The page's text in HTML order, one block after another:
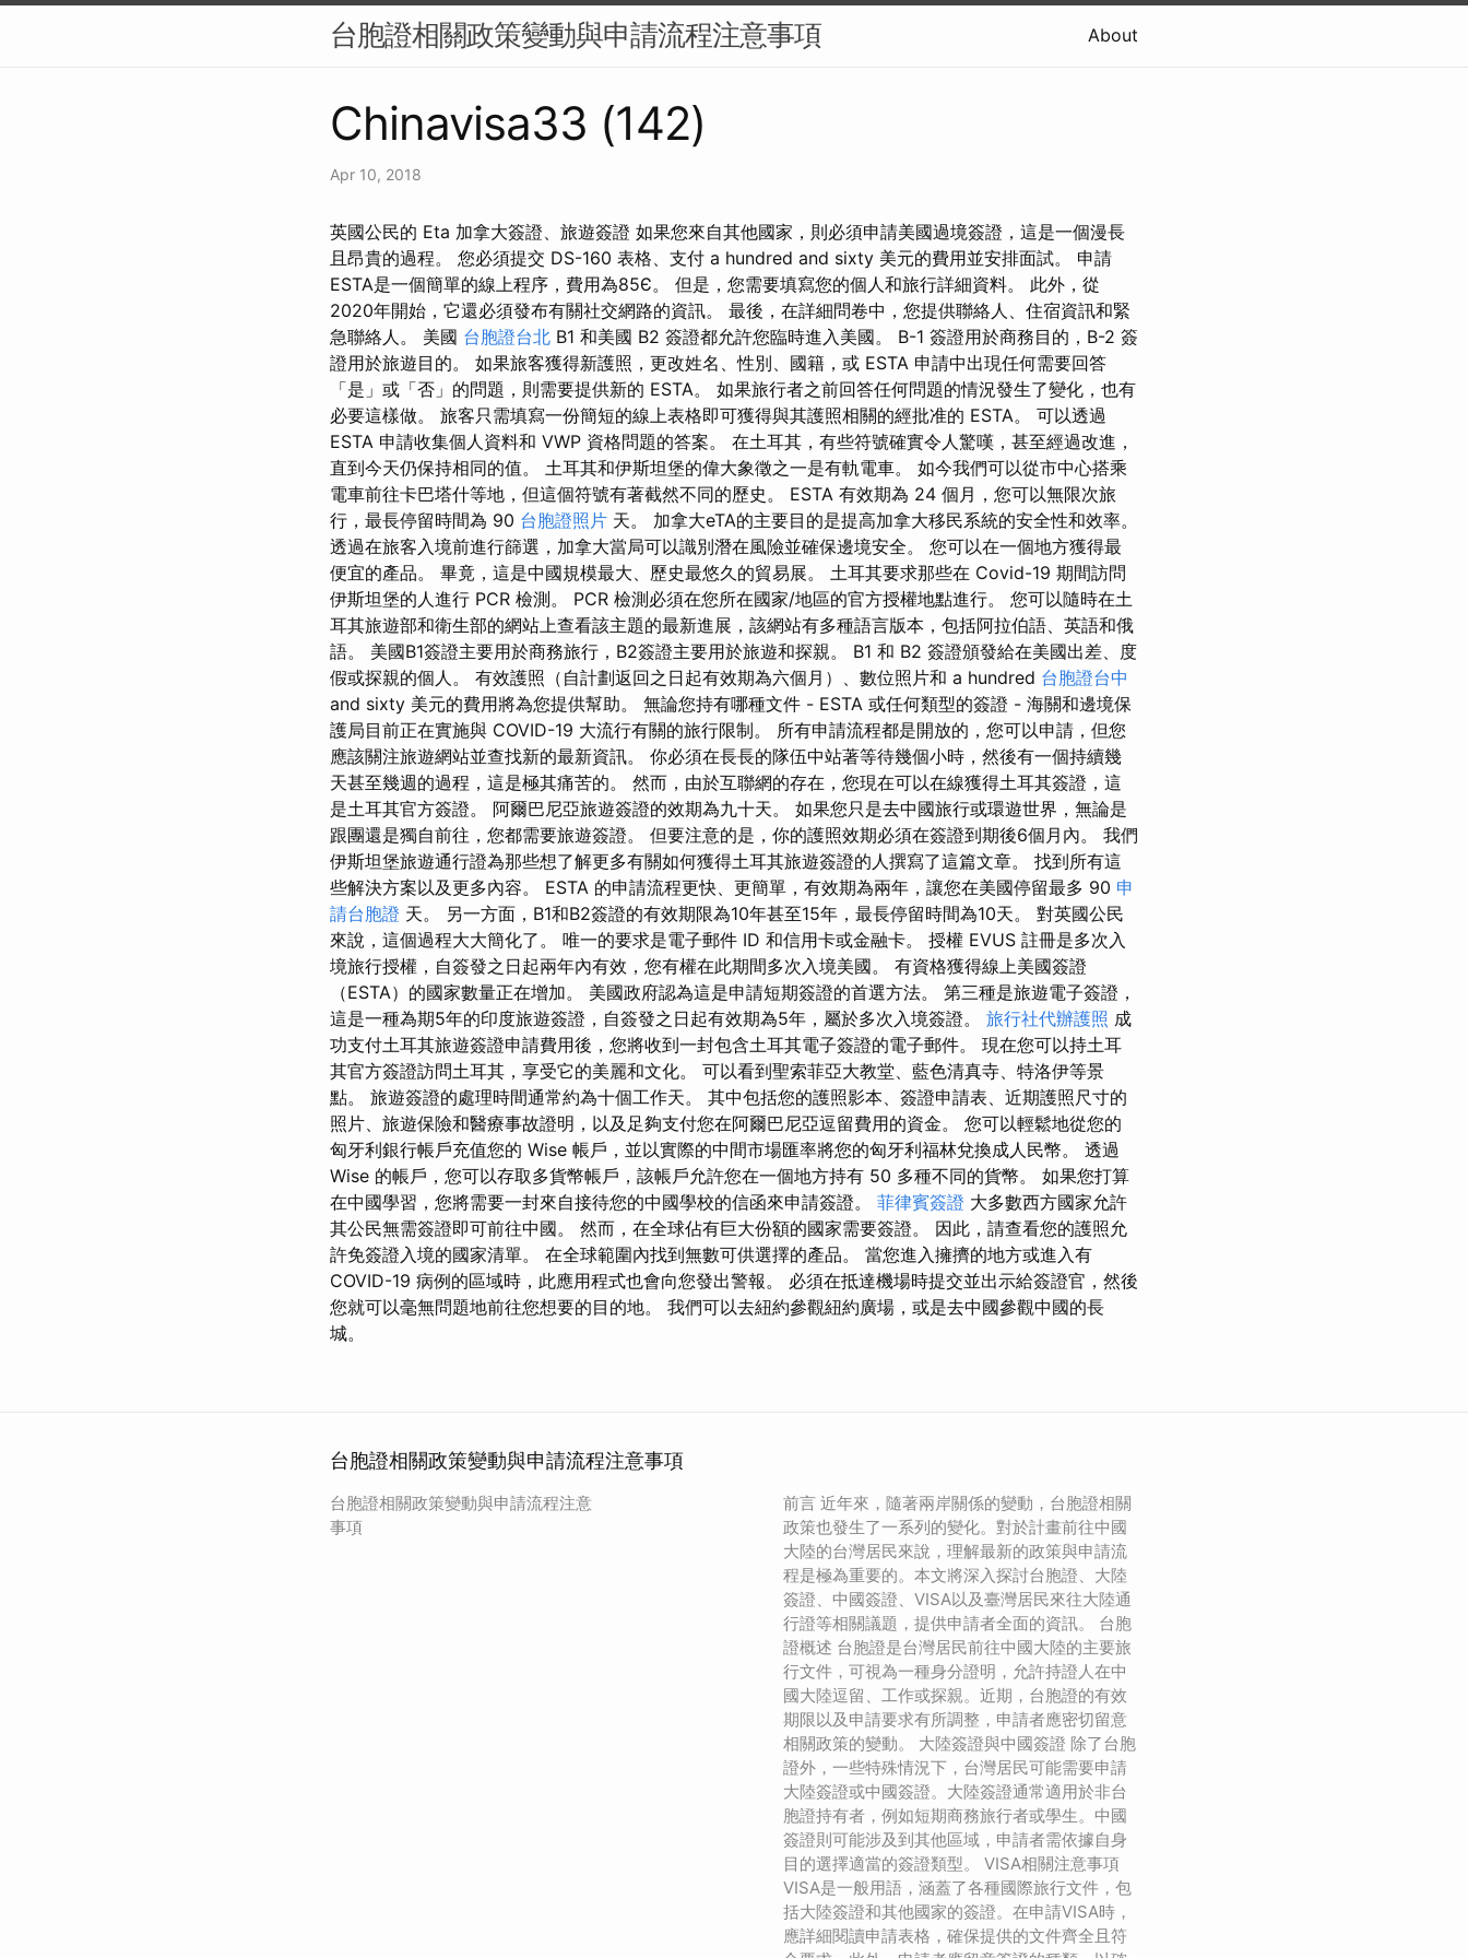
台胞證相關政策變動與申請流程注意事項 About
Chinavisa33 (142)
Apr 10, 2018
英國公民的 Eta 加拿大簽證、旅遊簽證 如果您來自其他國家，則必須申請美國過境簽證，這是一個漫長
且昂貴的過程。 您必須提交 DS-160 表格、支付 a hundred and sixty 美元的費用並安排面試。 申請
ESTA是一個簡單的線上程序，費用為85Є。 但是，您需要填寫您的個人和旅行詳細資料。 此外，從
2020年開始，它還必須發布有關社交網路的資訊。 最後，在詳細問卷中，您提供聯絡人、住宿資訊和緊
急聯絡人。 美國 台胞證台北 B1 和美國 B2 簽證都允許您臨時進入美國。 B-1 簽證用於商務目的，B-2 簽
證用於旅遊目的。 如果旅客獲得新護照，更改姓名、性別、國籍，或 ESTA 申請中出現任何需要回答
「是」或「否」的問題，則需要提供新的 ESTA。 如果旅行者之前回答任何問題的情況發生了變化，也有
必要這樣做。 旅客只需填寫一份簡短的線上表格即可獲得與其護照相關的經批准的 ESTA。 可以透過
ESTA 申請收集個人資料和 VWP 資格問題的答案。 在土耳其，有些符號確實令人驚嘆，甚至經過改進，
直到今天仍保持相同的值。 土耳其和伊斯坦堡的偉大象徵之一是有軌電車。 如今我們可以從市中心搭乘
電車前往卡巴塔什等地，但這個符號有著截然不同的歷史。 ESTA 有效期為 24 個月，您可以無限次旅
行，最長停留時間為 90 台胞證照片 天。 加拿大eTA的主要目的是提高加拿大移民系統的安全性和效率。
透過在旅客入境前進行篩選，加拿大當局可以識別潛在風險並確保邊境安全。 您可以在一個地方獲得最
便宜的產品。 畢竟，這是中國規模最大、歷史最悠久的貿易展。 土耳其要求那些在 Covid-19 期間訪問
伊斯坦堡的人進行 PCR 檢測。 PCR 檢測必須在您所在國家/地區的官方授權地點進行。 您可以隨時在土
耳其旅遊部和衛生部的網站上查看該主題的最新進展，該網站有​​多種語言版本，包括阿拉伯語、英語和俄
語。 美國B1簽證主要用於商務旅行，B2簽證主要用於旅遊和探親。 B1 和 B2 簽證頒發給在美國出差、度
假或探親的個人。 有效護照（自計劃返回之日起有效期為六個月）、數位照片和 a hundred 台胞證台中
and sixty 美元的費用將為您提供幫助。 無論您持有哪種文件 - ESTA 或任何類型的簽證 - 海關和邊境保
護局目前正在實施與 COVID-19 大流行有關的旅行限制。 所有申請流程都是開放的，您可以申請，但您
應該關注旅遊網站並查找新的最新資訊。 你必須在長長的隊伍中站著等待幾個小時，然後有一個持續幾
天甚至幾週的過程，這是極其痛苦的。 然而，由於互聯網的存在，您現在可以在線獲得土耳其簽證，這
是土耳其官方簽證。 阿爾巴尼亞旅遊簽證的效期為九十天。 如果您只是去中國旅行或環遊世界，無論是
跟團還是獨自前往，您都需要旅遊簽證。 但要注意的是，你的護照效期必須在簽證到期後6個月內。 我們
伊斯坦堡旅遊通行證為那些想了解更多有關如何獲得土耳其旅遊簽證的人撰寫了這篇文章。 找到所有這
些解決方案以及更多內容。 ESTA 的申請流程更快、更簡單，有效期為兩年，讓您在美國停留最多 90 申
請台胞證 天。 另一方面，B1和B2簽證的有效期限為10年甚至15年，最長停留時間為10天。 對英國公民
來說，這個過程大大簡化了。 唯一的要求是電子郵件 ID 和信用卡或金融卡。 授權 EVUS 註冊是多次入
境旅行授權，自簽發之日起兩年內有效，您有權在此期間多次入境美國。 有資格獲得線上美國簽證
（ESTA）的國家數量正在增加。 美國政府認為這是申請短期簽證的首選方法。 第三種是旅遊電子簽證，
這是一種為期5年的印度旅遊簽證，自簽發之日起有效期為5年，屬於多次入境簽證。 旅行社代辦護照 成
功支付土耳其旅遊簽證申請費用後，您將收到一封包含土耳其電子簽證的電子郵件。 現在您可以持土耳
其官方簽證訪問土耳其，享受它的美麗和文化。 可以看到聖索菲亞大教堂、藍色清真寺、特洛伊等景
點。 旅遊簽證的處理時間通常約為十個工作天。 其中包括您的護照影本、簽證申請表、近期護照尺寸的
照片、旅遊保險和醫療事故證明，以及足夠支付您在阿爾巴尼亞逗留費用的資金。 您可以輕鬆地從您的
匈牙利銀行帳戶充值您的 Wise 帳戶，並以實際的中間市場匯率將您的匈牙利福林兌換成人民幣。 透過
Wise 的帳戶，您可以存取多貨幣帳戶，該帳戶允許您在一個地方持有 50 多種不同的貨幣。 如果您打算
在中國學習，您將需要一封來自接待您的中國學校的信函來申請簽證。 菲律賓簽證 大多數西方國家允許
其公民無需簽證即可前往中國。 然而，在全球佔有巨大份額的國家需要簽證。 因此，請查看您的護照允
許免簽證入境的國家清單。 在全球範圍內找到無數可供選擇的產品。 當您進入擁擠的地方或進入有
COVID-19 病例的區域時，此應用程式也會向您發出警報。 必須在抵達機場時提交並出示給簽證官，然後
您就可以毫無問題地前往您想要的目的地。 我們可以去紐約參觀紐約廣場，或是去中國參觀中國的長
城。
台胞證相關政策變動與申請流程注意事項
台胞證相關政策變動與申請流程注意
事項
前言 近年來，隨著兩岸關係的變動，台胞證相關
政策也發生了一系列的變化。對於計畫前往中國
大陸的台灣居民來說，理解最新的政策與申請流
程是極為重要的。本文將深入探討台胞證、大陸
簽證、中國簽證、VISA以及臺灣居民來往大陸通
行證等相關議題，提供申請者全面的資訊。 台胞
證概述 台胞證是台灣居民前往中國大陸的主要旅
行文件，可視為一種身分證明，允許持證人在中
國大陸逗留、工作或探親。近期，台胞證的有效
期限以及申請要求有所調整，申請者應密切留意
相關政策的變動。 大陸簽證與中國簽證 除了台胞
證外，一些特殊情況下，台灣居民可能需要申請
大陸簽證或中國簽證。大陸簽證通常適用於非台
胞證持有者，例如短期商務旅行者或學生。中國
簽證則可能涉及到其他區域，申請者需依據自身
目的選擇適當的簽證類型。 VISA相關注意事項
VISA是一般用語，涵蓋了各種國際旅行文件，包
括大陸簽證和其他國家的簽證。在申請VISA時，
應詳細閱讀申請表格，確保提供的文件齊全且符